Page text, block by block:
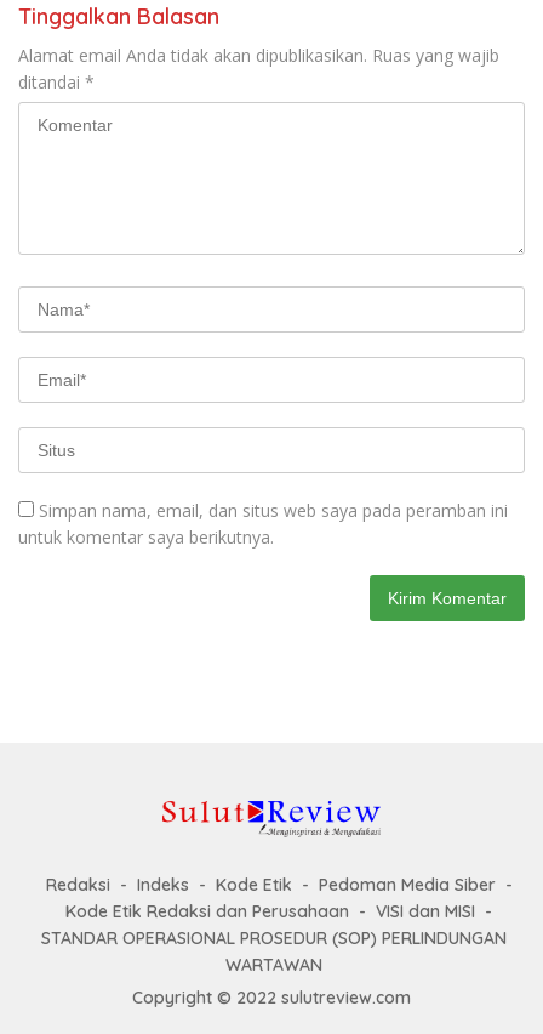
Tinggalkan Balasan
Alamat email Anda tidak akan dipublikasikan. Ruas yang wajib
ditandai *
Simpan nama, email, dan situs web saya pada peramban ini
untuk komentar saya berikutnya.
Redaksi Indeks Kode Etik
Pedoman Media Siber
Kode Etik Redaksi dan Perusahaan
VISI dan MISI
STANDAR OPERASIONAL PROSEDUR (SOP) PERLINDUNGAN
WARTAWAN
Copyright © 2022 sulutreview.com